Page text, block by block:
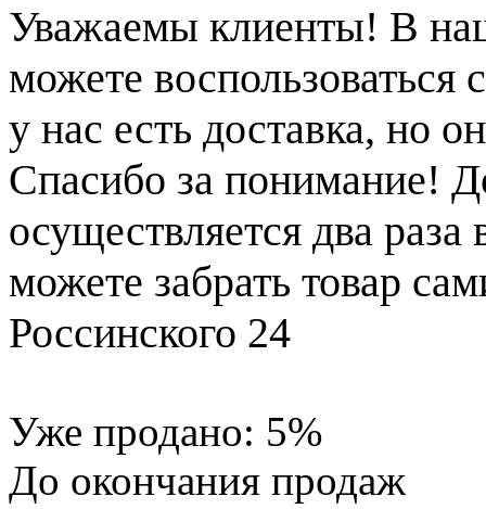
Уважаемы клиенты! В
можете воспользоваться
у нас есть доставка, но
Спасибо за понимание!
осуществляется два
можете забрать товар
Россинского 24
Уже продано: 5%
До окончания продаж